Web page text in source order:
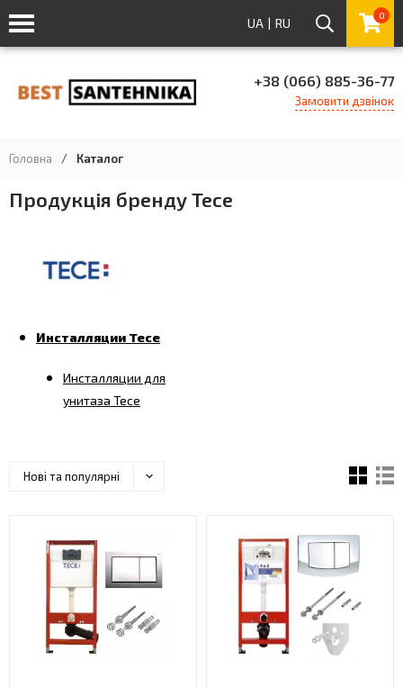
UA | RU 0
+38 (066) 885-36-77
Замовити дзвінок
Головна / Каталог
Продукція бренду Tece
Инсталляции Tece
Инсталляции для
унитаза Tece
Нові та популярні